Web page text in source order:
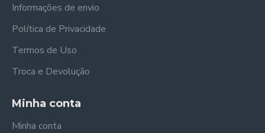
Informações de envio
Política de Privacidade
Termos de Uso
Troca e Devolução
Minha conta
Minha conta